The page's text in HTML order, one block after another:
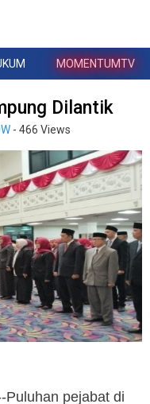
MOMENTUMTV
Dilantik
- 466 Views
Puluhan pejabat di